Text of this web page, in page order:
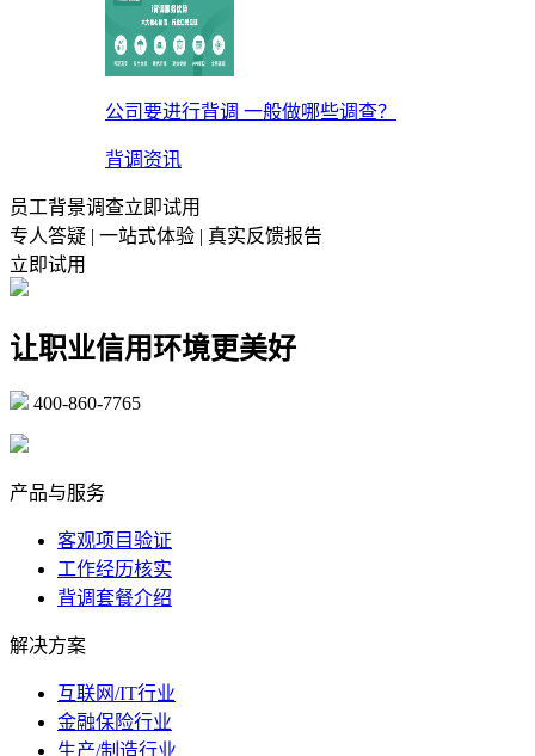
公司要进行背调 一般做哪些调查？
背调资讯
员工背景调查立即试用
专人答疑 | 一站式体验 | 真实反馈报告
立即试用
让职业信用环境更美好
400-860-7765
产品与服务
客观项目验证
工作经历核实
背调套餐介绍
解决方案
互联网/IT行业
金融保险行业
生产/制造行业